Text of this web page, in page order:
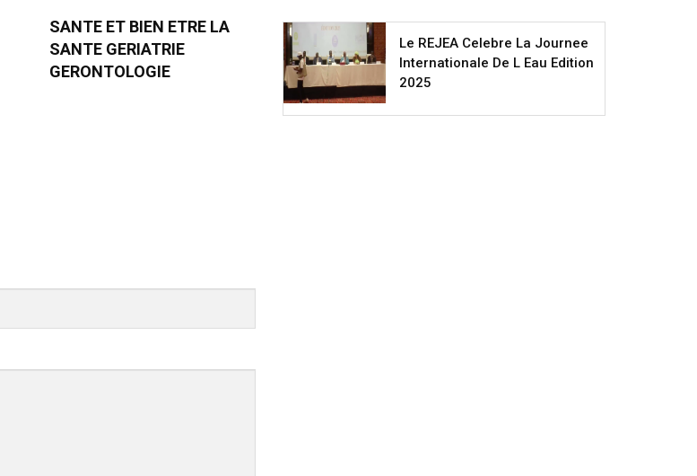
SANTE ET BIEN ETRE LA
SANTE GERIATRIE
GERONTOLOGIE
Le REJEA Celebre La Journee
Internationale De L Eau Edition
2025